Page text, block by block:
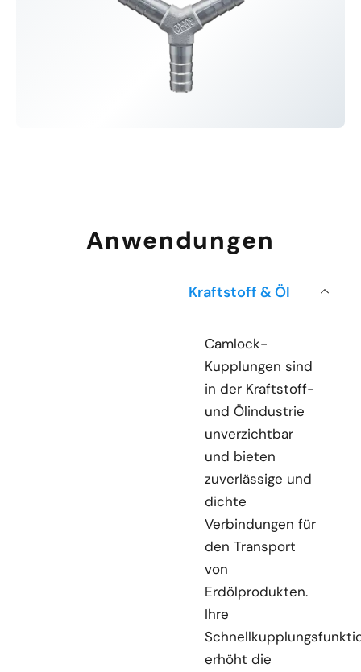
Anwendungen
Kraftstoff & Öl
Camlock-
Kupplungen sind
in der Kraftstoff-
und Ölindustrie
unverzichtbar
und bieten
zuverlässige und
dichte
Verbindungen für
den Transport
von
Erdölprodukten.
Ihre
erhöht die